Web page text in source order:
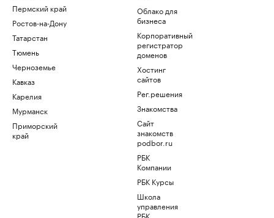
Пермский край
Ростов-на-Дону
Татарстан
Тюмень
Черноземье
Кавказ
Карелия
Мурманск
Приморский
край
Облако для
бизнеса
Корпоративный
регистратор
доменов
Хостинг
сайтов
Рег.решения
Знакомства
Сайт
знакомств
podbor.ru
РБК
Компании
РБК Курсы
Школа
управления
РБК